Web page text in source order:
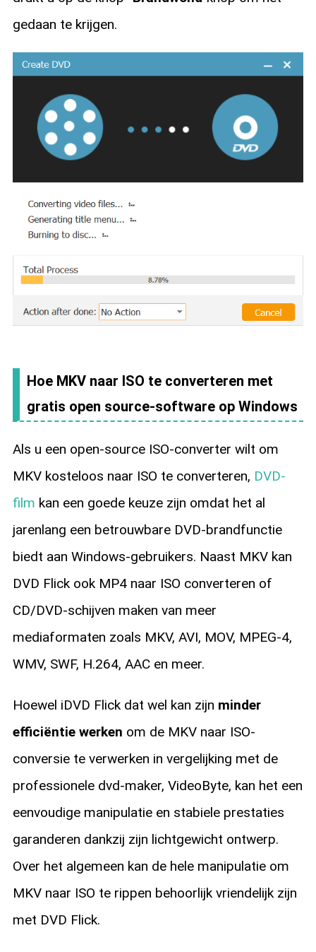
gedaan te krijgen.
Hoe MKV naar ISO te converteren met
gratis open source-software op Windows
Als u een open-source ISO-converter wilt om
MKV kosteloos naar ISO te converteren, DVD-
film kan een goede keuze zijn omdat het al
jarenlang een betrouwbare DVD-brandfunctie
biedt aan Windows-gebruikers. Naast MKV kan
DVD Flick ook MP4 naar ISO converteren of
CD/DVD-schijven maken van meer
mediaformaten zoals MKV, AVI, MOV, MPEG-4,
WMV, SWF, H.264, AAC en meer.
Hoewel iDVD Flick dat wel kan zijn minder
efficiëntie werken om de MKV naar ISO-
conversie te verwerken in vergelijking met de
professionele dvd-maker, VideoByte, kan het een
eenvoudige manipulatie en stabiele prestaties
garanderen dankzij zijn lichtgewicht ontwerp.
Over het algemeen kan de hele manipulatie om
MKV naar ISO te rippen behoorlijk vriendelijk zijn
met DVD Flick.